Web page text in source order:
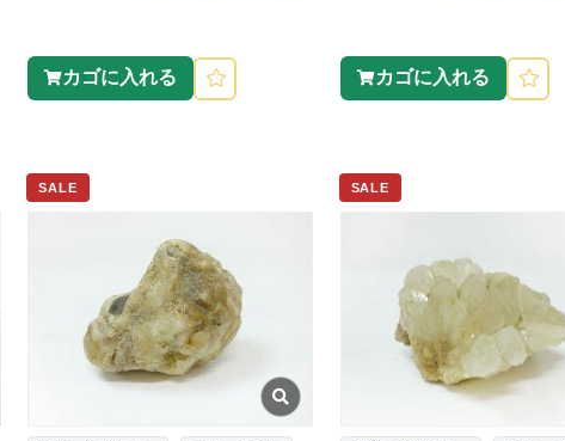
カゴに入れる カゴに入れる
SALE SALE